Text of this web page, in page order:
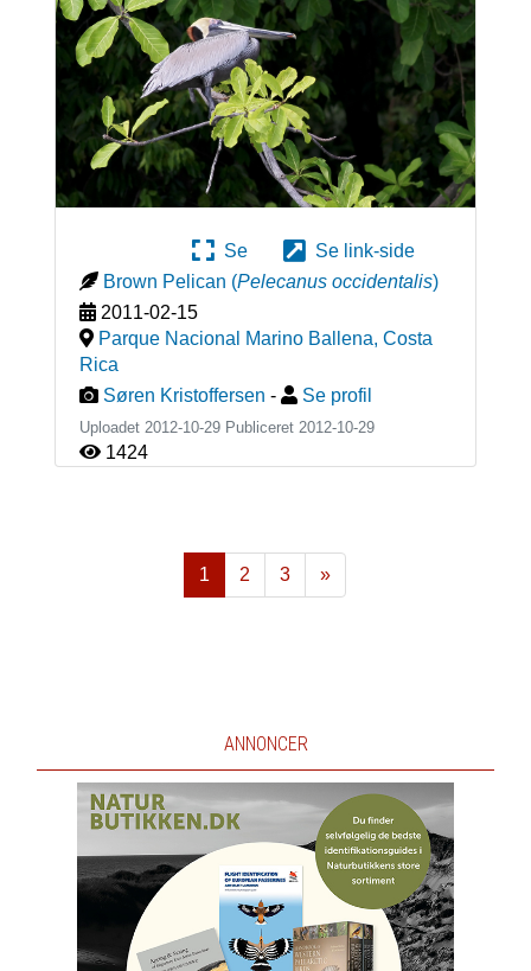
Se
Se link-side
Brown Pelican (Pelecanus occidentalis)
2011-02-15
Parque Nacional Marino Ballena, Costa
Rica
Søren Kristoffersen - Se profil
Uploadet 2012-10-29 Publiceret 2012-10-29
1424
1 2 3
»
Næste
ANNONCER